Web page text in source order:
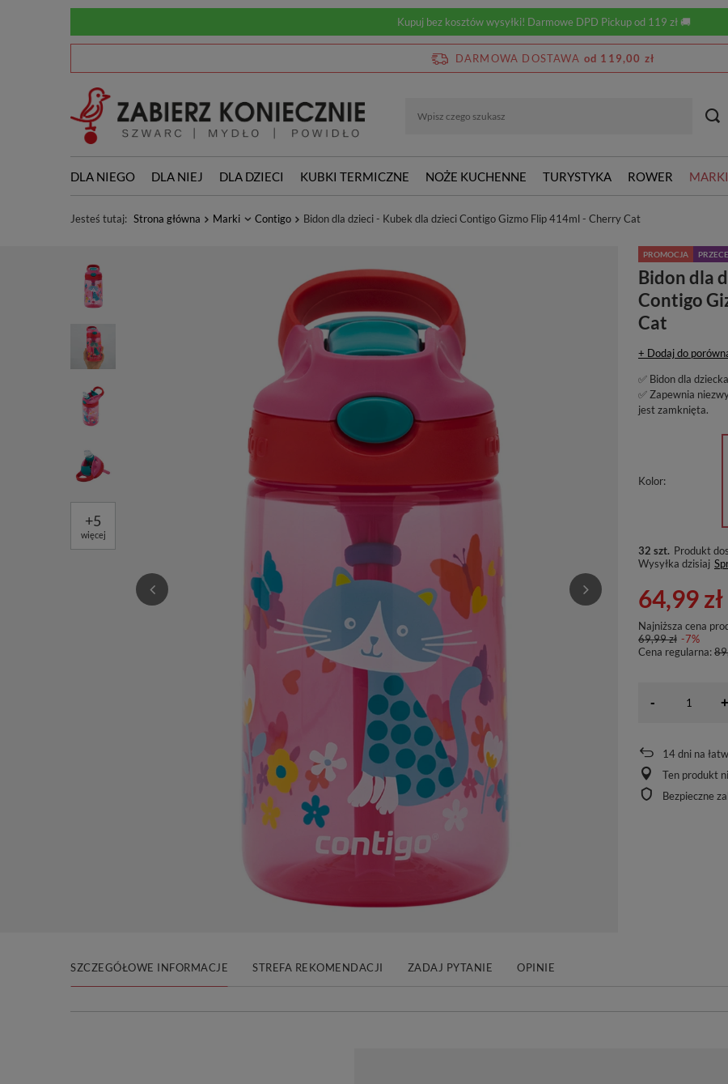
Kupuj bez kosztów wysyłki! Darmowe DPD Pickup od 119 zł 🚚
DARMOWA DOSTAWA od 119,00 zł
DLA NIEGO DLA NIEJ DLA DZIECI KUBKI TERMICZNE NOŻE KUCHENNE TURYSTYKA ROWER MARKI
Jesteś tutaj: Strona główna Marki Contigo Bidon dla dzieci - Kubek dla dzieci Contigo Gizmo Flip 414ml - Cherry Cat
+5
więcej
PROMOCJA
Bidon dla
Contigo
Cat
+ Dodaj do
✅ Bidon dla
✅ Zapewnia
jest zamknięta.
Kolor
32 szt. Produkt
Wysyłka dzisiaj
64,99 zł
Najniższa cena
69,99 zł -7%
Cena regularna:
- +
14dni na
Ten produkt
Bezpieczne
SZCZEGÓŁOWE INFORMACJE STREFA REKOMENDACJI ZADAJ PYTANIE OPINIE